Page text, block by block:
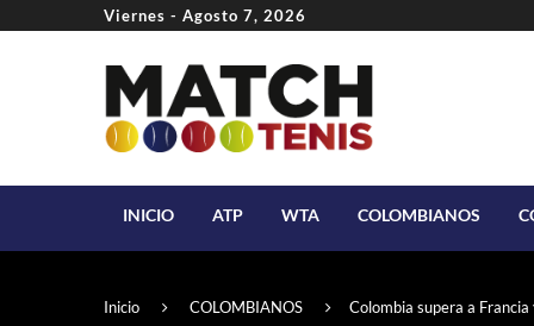
Viernes - Agosto 7, 2026
INICIO ATP WTA COLOMBIANOS
Inicio COLOMBIANOS Colombia supera a